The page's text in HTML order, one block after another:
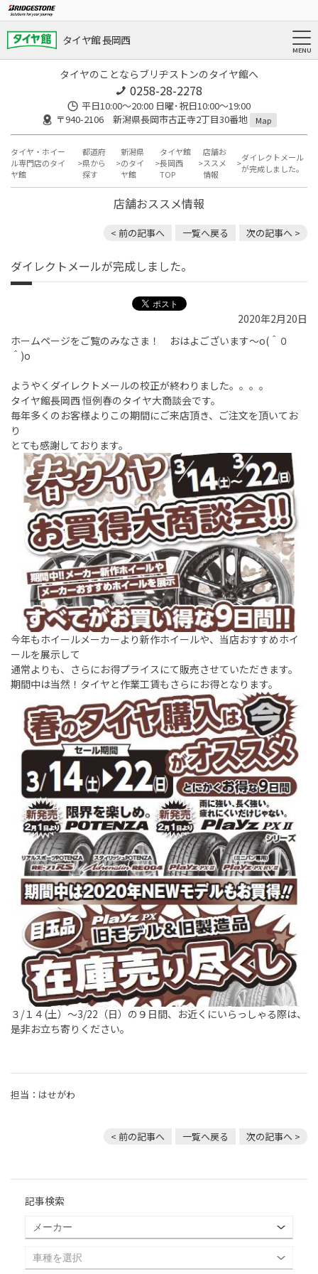
タイヤ館 長岡西
タイヤのことならブリヂストンのタイヤ館へ
0258-28-2278
平日10:00～20:00 日曜･祝日10:00～19:00
〒940-2106 新潟県長岡市古正寺2丁目30番地
Map
タイヤ・ホイー
ル専門店のタイ
ヤ館
都道府
県から
探す
新潟県
のタイ
ヤ館
タイヤ館
長岡西
TOP
店舗お
ススメ
情報
ダイレクトメール
が完成しました。
店舗おススメ情報
< 前の記事へ 一覧へ戻る 次の記事へ >
ダイレクトメールが完成しました。
2020年2月20日
ホームページをご覧のみなさま！ おはよございます～o(＾０
＾)o
ようやくダイレクトメールの校正が終わりました。。。。
タイヤ館長岡西 恒例春のタイヤ大商談会です。
毎年多くのお客様よりこの期間にご来店頂き、ご注文を頂いてお
り
とても感謝しております。
今年もホイールメーカーより新作ホイールや、当店おすすめホイ
ールを展示して
通常よりも、さらにお得プライスにて販売させていただきます。
期間中は当然！タイヤと作業工賃もさらにお得となります。
３/１４(土）～3/22（日）の９日間、お近くにいらっしゃる際は、
是非お立ち寄りください。
担当：はせがわ
< 前の記事へ 一覧へ戻る 次の記事へ >
記事検索